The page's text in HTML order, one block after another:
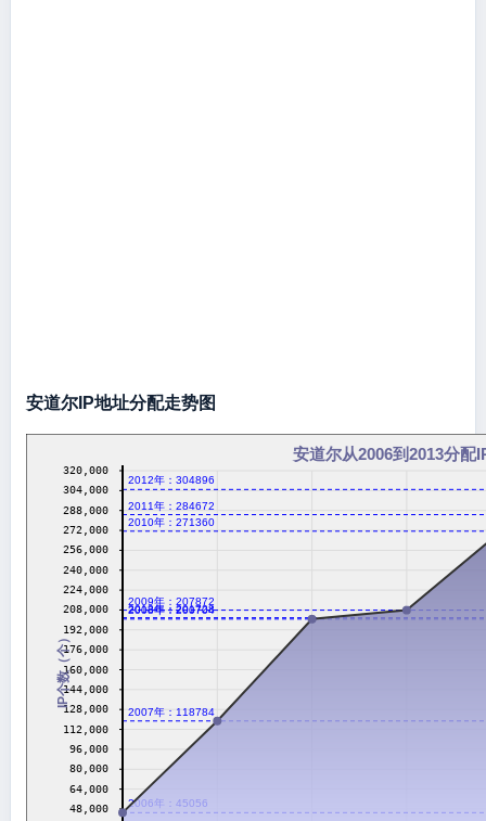
安道尔IP地址分配走势图
安道尔从2006到2013分配
2006年：45056
2007年：118784
2008年：200704
2009年：207872
2010年：271360
2011年：284672
2012年：304896
2013年：201728
48,000
64,000
80,000
96,000
112,000
128,000
144,000
160,000
176,000
192,000
208,000
224,000
240,000
256,000
272,000
288,000
304,000
320,000
IP个数（个）